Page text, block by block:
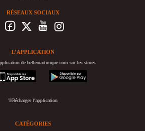
RÉSEAUX SOCIAUX
L’APPLICATION
de bellemartinique.com sur les stores
appstore
googleplay
Télécharger l’application
CATÉGORIES